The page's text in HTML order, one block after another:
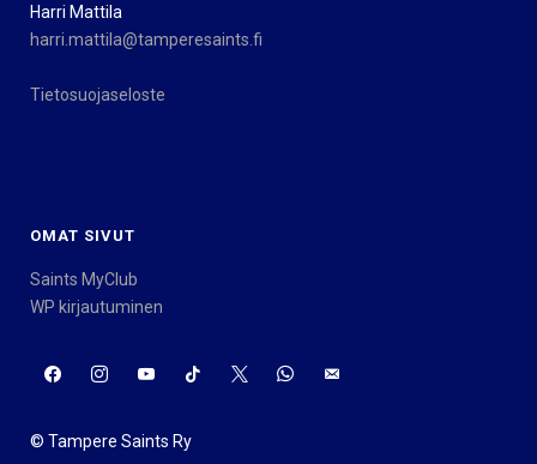
Harri Mattila
harri.mattila@tamperesaints.fi
Tietosuojaseloste
OMAT SIVUT
Saints MyClub
WP kirjautuminen
© Tampere Saints Ry